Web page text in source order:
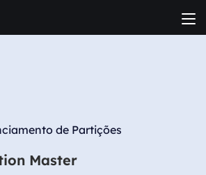
de Partições
Master